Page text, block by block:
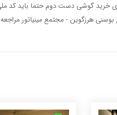
باشد . برای خرید گوشی دست دوم حتما
هرزگوین - مجتمع مینیاتور مراجعه